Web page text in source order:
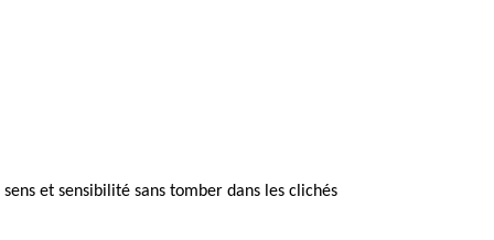
et sensibilité sans tomber dans les clichés